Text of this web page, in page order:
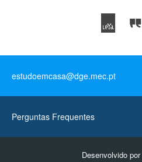
estudoemcasa@dge.mec.pt
Perguntas Frequentes
Desenvolvido por